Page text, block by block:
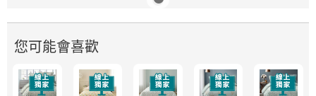
您可能會喜歡